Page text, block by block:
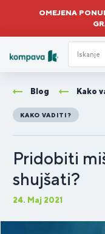
OMEJENA
Blog Kako
KAKO VADITI?
Pridobiti
shujšati?
24. Maj 2021